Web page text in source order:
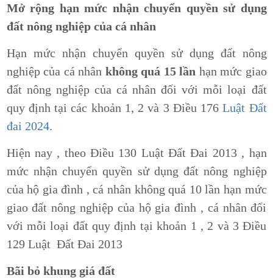
Mở rộng hạn mức nhận chuyển quyền sử dụng
đất nông nghiệp của cá nhân
Hạn mức nhận chuyển quyền sử dụng đất nông
nghiệp của cá nhân không quá 15 lần hạn mức giao
đất nông nghiệp của cá nhân đối với mỗi loại đất
quy định tại các khoản 1, 2 và 3 Điều 176Luật Đất
đai 2024.
Hiện nay , theo Điều 130 Luật Đất Đai 2013 , hạn
mức nhận chuyển quyền sử dụng đất nông nghiệp
của hộ gia đình , cá nhân không quá 10 lần hạn mức
giao đất nông nghiệp của hộ gia đình , cá nhân đối
với mỗi loại đất quy định tại khoản 1 , 2 và 3 Điều
129 Luật Đất Đai 2013
Bãi bỏ khung giá đất